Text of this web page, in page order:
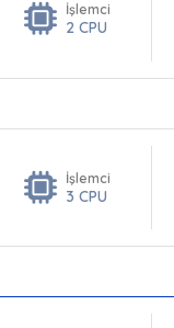
İşlemci
2 CPU
İşlemci
3 CPU